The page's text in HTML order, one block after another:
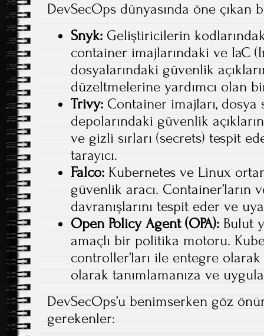
DevSecOps dünyasında öne çıkan
Snyk: Geliştiricilerin
container imajlarındaki ve IaC
dosyalarındaki güvenlik
düzeltmelerine yardımcı olan
Trivy: Container imajları,
depolarındaki güvenlik
ve gizli sırları (secrets) tespit
tarayıcı.
Falco: Kubernetes ve Linux
güvenlik aracı. Container’ların
davranışlarını tespit eder ve
Open Policy Agent (OPA): Bulut
amaçlı bir politika motoru.
controller’ları ile entegre
olarak tanımlamanıza ve
DevSecOps’u benimserken göz
gerekenler: